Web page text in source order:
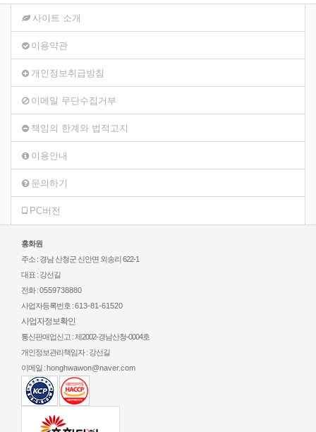
사이트 소개
이용약관
개인정보취급방침
이메일 무단수집거부
책임의 한계와 법적고지
이용안내
문의하기
PC버전
홍화원
주소 : 경남 산청군 신안면 외송리 622-1
대표 : 강선길
전화 :0559738880
사업자등록번호 :613-81-61520
사업자정보확인
통신판매업신고 : 제2002-경남산청-0004호
개인정보관리책임자 : 강선길
이메일 :honghwawon@naver.com